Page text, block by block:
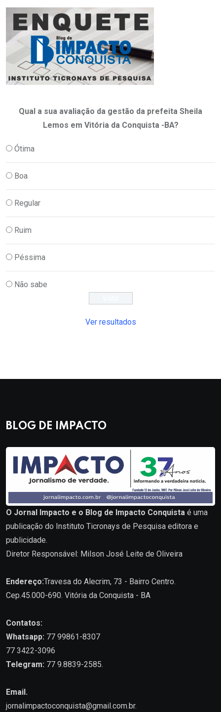
Qual a sua avaliação da gestão da prefeita Sheila
Lemos em Vitória da Conquista -BA?
Ótima
Boa
Regular
Ruim
Péssima
Não sabe
Ver resultados
BLOG DE IMPACTO
O Jornal Impacto e o Blog de Impacto Conquista é uma
publicação do Instituto Ticronays de Pesquisa editora e
publicidade.
Diretor Responsável: Milson José Leite de Oliveira
Endereço:Travesa do Alecrim, 73 - Bairro Centro.
Cep.45.000-690. Vitória da Conquista - BA
Contatos:
Whatsapp: 77 99861-8307
77 3422-3096
Telegram: 77 9.8839-2585.
Email.
jornalimpactoconquista@gmail.com.br.